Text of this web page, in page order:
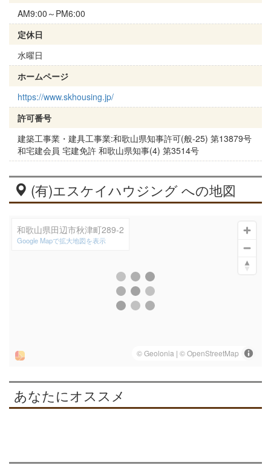
AM9:00～PM6:00
定休日
水曜日
ホームページ
https://www.skhousing.jp/
許可番号
建築工事業・建具工事業:和歌山県知事許可(般-25) 第13879号
和宅建会員 宅建免許 和歌山県知事(4) 第3514号
(有)エスケイハウジング への地図
和歌山県田辺市秋津町289-2
Google Mapで拡大地図を表示
あなたにオススメ